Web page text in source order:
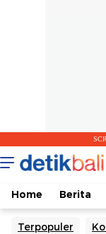
Home Berita
Terpopuler